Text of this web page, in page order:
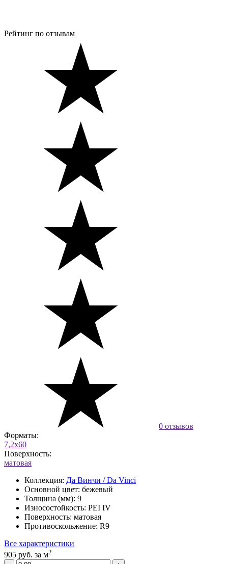
Рейтинг по отзывам
0 отзывов
Форматы:
7,2x60
Поверхность:
матовая
Коллекция: Да Винчи / Da Vinci
Основной цвет: бежевый
Толщина (мм): 9
Износостойкость: PEI IV
Поверхность: матовая
Противоскольжение: R9
Все характеристики
905 руб. за м2